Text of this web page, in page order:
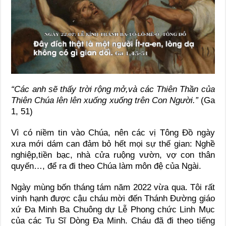
“Các anh sẽ thấy trời rộng mở,và các Thiên Thần của
Thiên Chúa lên lên xuống xuống trên Con Người.” (Ga
1, 51)
Vì có niềm tin vào Chúa, nên các vị Tông Đồ ngày
xưa mới dám can đảm bỏ hết mọi sự thế gian: Nghề
nghiệp,tiền bạc, nhà cửa ruộng vườn, vợ con thân
quyến…, để ra đi theo Chúa làm môn đệ của Ngài.
Ngày mùng bốn tháng tám năm 2022 vừa qua. Tôi rất
vinh hạnh được cậu cháu mời đến Thánh Đường giáo
xứ Đa Minh Ba Chuông dự Lễ Phong chức Linh Mục
của các Tu Sĩ Dòng Đa Minh. Cháu đã đi theo tiếng